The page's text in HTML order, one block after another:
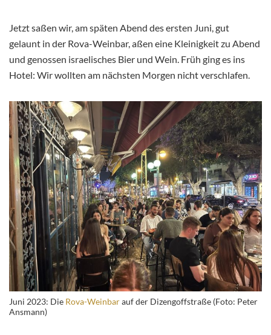
Jetzt saßen wir, am späten Abend des ersten Juni, gut
gelaunt in der Rova-Weinbar, aßen eine Kleinigkeit zu Abend
und genossen israelisches Bier und Wein. Früh ging es ins
Hotel: Wir wollten am nächsten Morgen nicht verschlafen.
Juni 2023: Die Rova-Weinbarauf der Dizengoffstraße (Foto: Peter
Ansmann)